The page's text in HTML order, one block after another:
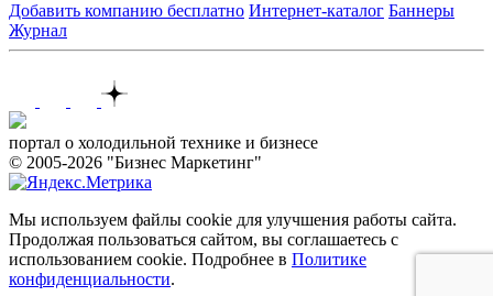
Добавить компанию бесплатно Интернет-каталог Баннеры
Журнал
портал о холодильной технике и бизнесе
© 2005-2026 "Бизнес Маркетинг"
Мы используем файлы cookie для улучшения работы сайта.
Продолжая пользоваться сайтом, вы соглашаетесь с
использованием cookie. Подробнее в Политике
конфиденциальности.